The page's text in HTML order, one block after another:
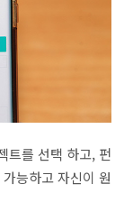
트를 선택 하고, 펀
능하고 자신이 원